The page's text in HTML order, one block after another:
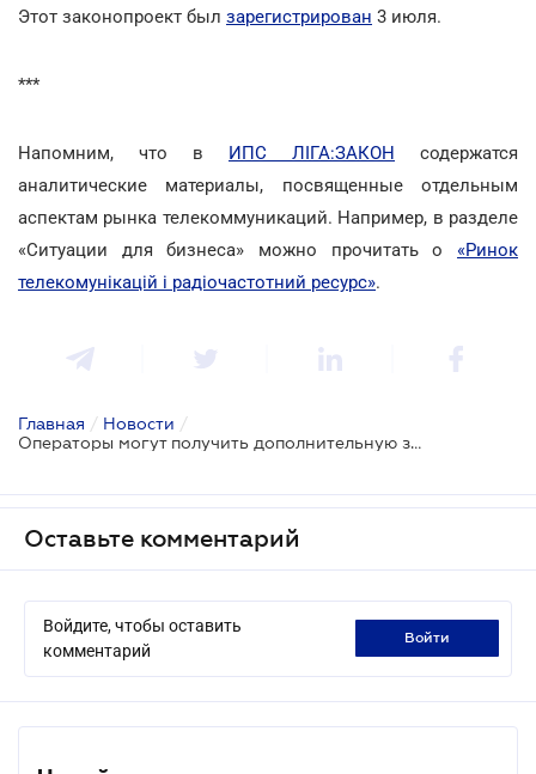
Этот законопроект был зарегистрирован 3 июля.
***
Напомним, что в ИПС ЛІГА:ЗАКОН содержатся
аналитические материалы, посвященные отдельным
аспектам рынка телекоммуникаций. Например, в разделе
«Ситуации для бизнеса» можно прочитать о «Ринок
телекомунікацій і радіочастотний ресурс».
Главная / Новости /
Операторы могут получить дополнительную защиту от краж оборудования
Оставьте комментарий
Войдите, чтобы оставить
комментарий
войти